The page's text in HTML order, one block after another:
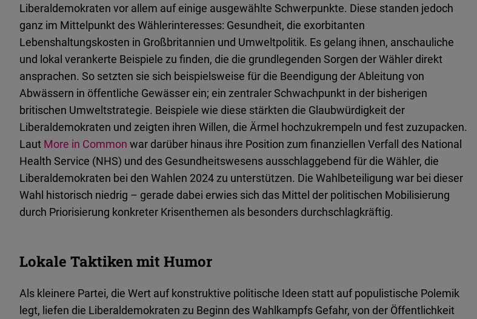
Liberaldemokraten vor allem auf einige ausgewählte Schwerpunkte. Diese standen jedoch
ganz im Mittelpunkt des Wählerinteresses: Gesundheit, die exorbitanten
Lebenshaltungskosten in Großbritannien und Umweltpolitik. Es gelang ihnen, anschauliche
und lokal verankerte Beispiele zu finden, die die grundlegenden Sorgen der Wähler direkt
ansprachen. So setzten sie sich beispielsweise für die Beendigung der Ableitung von
Abwässern in öffentliche Gewässer ein; ein zentraler Schwachpunkt in der bisherigen
britischen Umweltstrategie. Beispiele wie diese stärkten die Glaubwürdigkeit der
Liberaldemokraten und zeigten ihren Willen, die Ärmel hochzukrempeln und fest zuzupacken.
Laut More in Common war darüber hinaus ihre Position zum finanziellen Verfall des National
Health Service (NHS) und des Gesundheitswesens ausschlaggebend für die Wähler, die
Liberaldemokraten bei den Wahlen 2024 zu unterstützen. Die Wahlbeteiligung war bei dieser
Wahl historisch niedrig – gerade dabei erwies sich das Mittel der politischen Mobilisierung
durch Priorisierung konkreter Krisenthemen als besonders durchschlagkräftig.
Lokale Taktiken mit Humor
Als kleinere Partei, die Wert auf konstruktive politische Ideen statt auf populistische Polemik
legt, liefen die Liberaldemokraten zu Beginn des Wahlkampfs Gefahr, von der Öffentlichkeit